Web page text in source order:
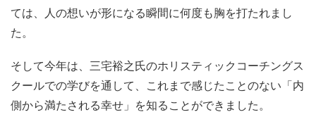
ては、人の想いが形になる瞬間に何度も胸を打たれまし
た。
そして今年は、三宅裕之氏のホリスティックコーチングス
クールでの学びを通して、これまで感じたことのない「内
側から満たされる幸せ」を知ることができました。